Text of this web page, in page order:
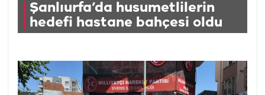
Şanlıurfa’da husumetlilerin
hedefi hastane bahçesi oldu